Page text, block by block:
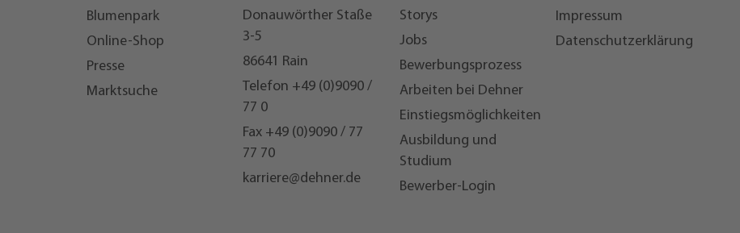
Blumenpark
Online-Shop
Presse
Marktsuche
Donauwörther Staße
3-5
86641 Rain
Telefon +49 (0)9090 /
77 0
Fax +49 (0)9090 / 77
77 70
karriere@dehner.de
Storys
Jobs
Bewerbungsprozess
Arbeiten bei Dehner
Einstiegsmöglichkeiten
Ausbildung und
Studium
Bewerber-Login
Impressum
Datenschutzerklärung